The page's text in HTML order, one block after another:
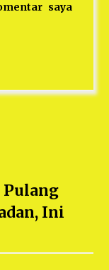
saya
Pulang
Ini